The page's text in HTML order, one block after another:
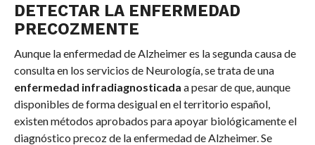
DETECTAR LA ENFERMEDAD
PRECOZMENTE
Aunque la enfermedad de Alzheimer es la segunda causa de
consulta en los servicios de Neurología, se trata de una
enfermedad infradiagnosticada a pesar de que, aunque
disponibles de forma desigual en el territorio español,
existen métodos aprobados para apoyar biológicamente el
diagnóstico precoz de la enfermedad de Alzheimer. Se